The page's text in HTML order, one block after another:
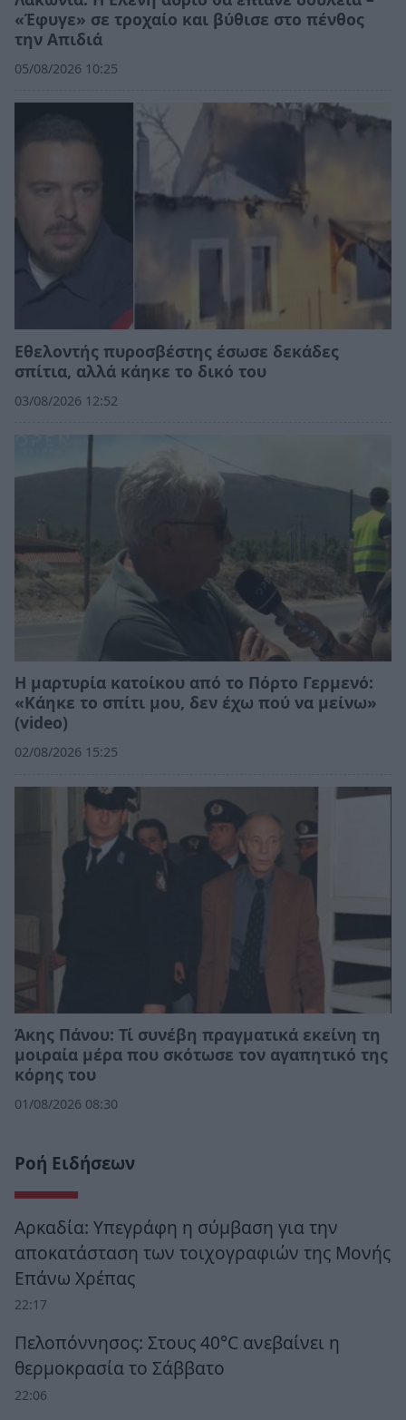
«Έφυγε» σε τροχαίο και βύθισε στο πένθος
την Απιδιά
05/08/2026 10:25
Εθελοντής πυροσβέστης έσωσε δεκάδες
σπίτια, αλλά κάηκε το δικό του
03/08/2026 12:52
Η μαρτυρία κατοίκου από το Πόρτο Γερμενό:
«Κάηκε το σπίτι μου, δεν έχω πού να μείνω»
(video)
02/08/2026 15:25
Άκης Πάνου: Τί συνέβη πραγματικά εκείνη τη
μοιραία μέρα που σκότωσε τον αγαπητικό της
κόρης του
01/08/2026 08:30
Ροή Ειδήσεων
Αρκαδία: Υπεγράφη η σύμβαση για την
αποκατάσταση των τοιχογραφιών της Μονής
Επάνω Χρέπας
22:17
Πελοπόννησος: Στους 40°C ανεβαίνει η
θερμοκρασία το Σάββατο
22:06